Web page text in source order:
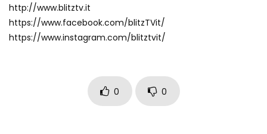
Due navi USA si scontrano in mare
incidente
http://www.blitztv.it
https://www.facebook.com/blitzTVit/
https://www.instagram.com/blitztvit/
0 0